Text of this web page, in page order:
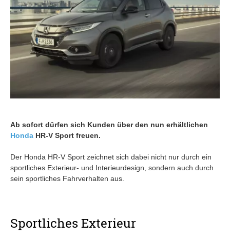
Ab sofort dürfen sich Kunden über den nun erhältlichen
Honda HR-V Sport freuen.
Der Honda HR-V Sport zeichnet sich dabei nicht nur durch ein
sportliches Exterieur- und Interieurdesign, sondern auch durch
sein sportliches Fahrverhalten aus.
Sportliches Exterieur